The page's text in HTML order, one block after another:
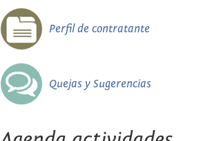
Perfil de contratante
Quejas y Sugerencias